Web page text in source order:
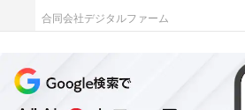
合同会社デジタルファーム